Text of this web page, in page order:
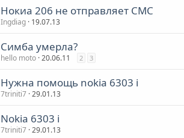
Нокиа 206 не отправляет СМС
Ingdiag 19.07.13
Симба умерла?
hello moto 20.06.11 2 3
Нужна помощь nokia 6303 i
7triniti7 29.01.13
Nokia 6303 i
7triniti7 29.01.13